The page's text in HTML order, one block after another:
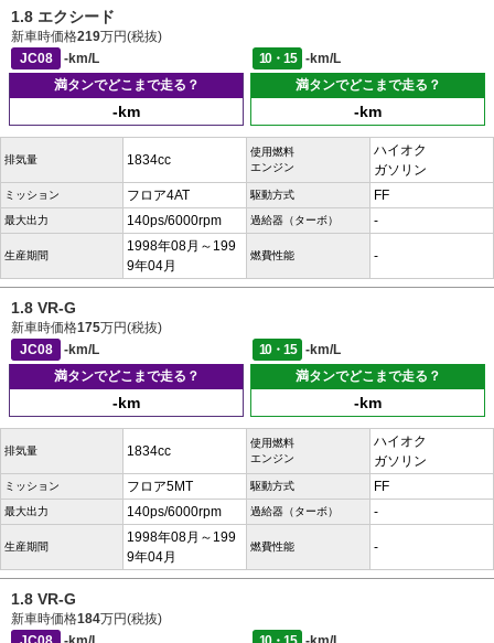
1.8 エクシード
新車時価格219万円(税抜)
JC08
-km/L 10・15
-km/L
満タンでどこまで走る？
-km
満タンでどこまで走る？
-km
排気量 1834cc
使用燃料
エンジン
ハイオク
ガソリン
ミッション フロア4AT 駆動方式 FF
最大出力 140ps/6000rpm 過給器（ターボ） -
生産期間
1998年08月～199
9年04月
燃費性能 -
1.8 VR-G
新車時価格175万円(税抜)
JC08
-km/L 10・15
-km/L
満タンでどこまで走る？
-km
満タンでどこまで走る？
-km
排気量 1834cc
使用燃料
エンジン
ハイオク
ガソリン
ミッション フロア5MT 駆動方式 FF
最大出力 140ps/6000rpm 過給器（ターボ） -
生産期間
1998年08月～199
9年04月
燃費性能 -
1.8 VR-G
新車時価格184万円(税抜)